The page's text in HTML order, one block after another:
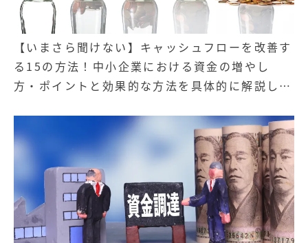
【いまさら聞けない】キャッシュフローを改善す
る15の方法！中小企業における資金の増やし
方・ポイントと効果的な方法を具体的に解説しま